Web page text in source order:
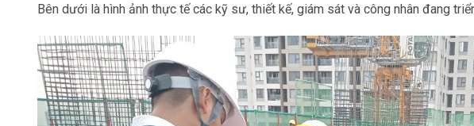
Bên dưới là hình ảnh thực tế các kỹ sư, thiết kế, giám sát và công nhân đang